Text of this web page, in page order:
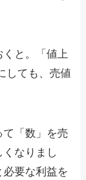
と。「値上
しても、売値
「数」を売
なりまし
要な利益を